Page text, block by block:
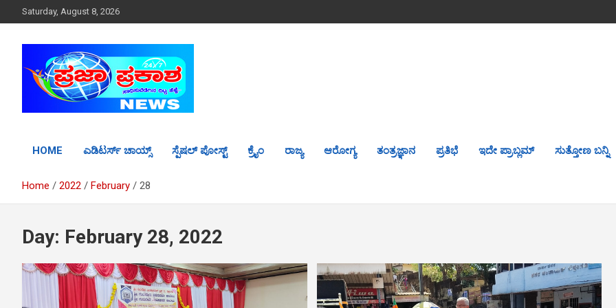
k
Saturday, August 8, 2026
HOME ಎಡಿಟರ್ಸ್ ಚಾಯ್ಸ್ ಸ್ಪೆಷಲ್ ಪೋಸ್ಟ್ ಕ್ರೈಂ ರಾಜ್ಯ ಆರೋಗ್ಯ ತಂತ್ರಜ್ಞಾನ ಪ್ರತಿಭೆ ಇದೇ ಪ್ರಾಬ್ಲಮ್ ಸುತ್ತೋಣ ಬನ್ನಿ
Home 2022 February 28
Day: February 28, 2022